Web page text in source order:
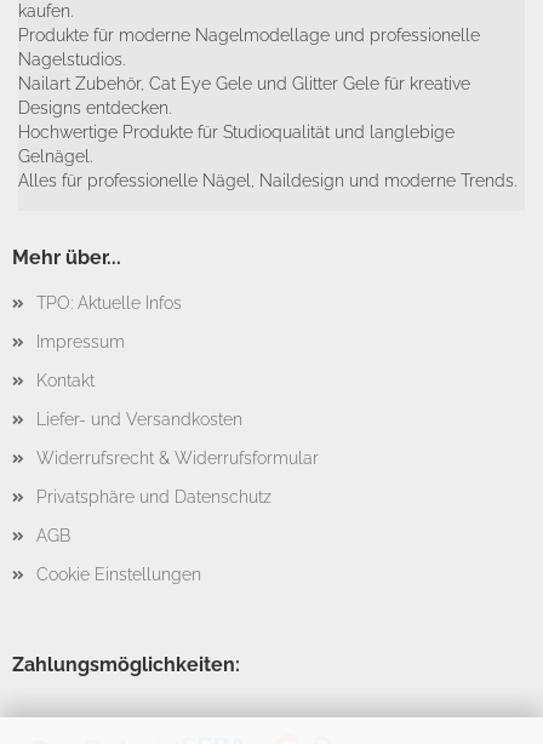
kaufen.
Produkte für moderne Nagelmodellage und professionelle
Nagelstudios.
Nailart Zubehör, Cat Eye Gele und Glitter Gele für kreative
Designs entdecken.
Hochwertige Produkte für Studioqualität und langlebige
Gelnägel.
Alles für professionelle Nägel, Naildesign und moderne Trends.
Mehr über...
TPO: Aktuelle Infos
Impressum
Kontakt
Liefer- und Versandkosten
Widerrufsrecht & Widerrufsformular
Privatsphäre und Datenschutz
AGB
Cookie Einstellungen
Zahlungsmöglichkeiten: